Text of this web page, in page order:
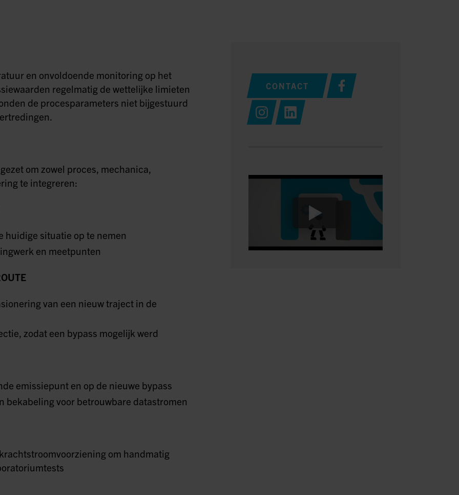
en onvoldoende monitoring op het
regelmatig de wettelijke limieten
de procesparameters niet bijgestuurd
om zowel proces, mechanica,
te integreren:
huidige situatie op te nemen
en meetpunten
van een nieuw traject in de
zodat een bypass mogelijk werd
emissiepunt en op de nieuwe bypass
bekabeling voor betrouwbare datastromen
om handmatig
CONTACT